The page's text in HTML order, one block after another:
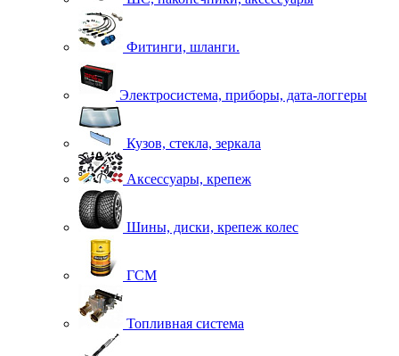
Фитинги, шланги.
Электросистема, приборы, дата-логгеры
Кузов, стекла, зеркала
Аксессуары, крепеж
Шины, диски, крепеж колес
ГСМ
Топливная система